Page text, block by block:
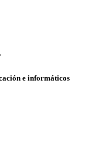
e informáticos